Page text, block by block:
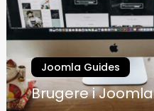
Joomla Guides
Brugere i Joomla